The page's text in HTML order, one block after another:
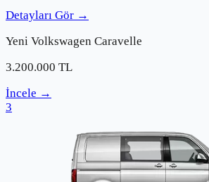
Detayları Gör →
Yeni Volkswagen Caravelle
3.200.000 TL
İncele →
3